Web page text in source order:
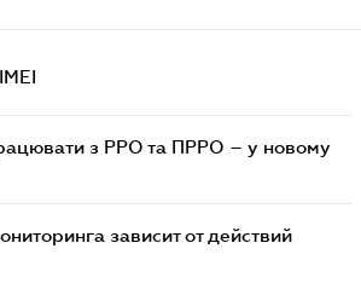
з РРО та ПРРО – у новому
зависит от действий